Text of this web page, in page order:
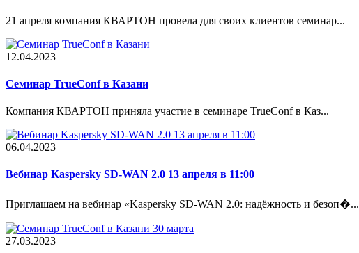
21 апреля компания КВАРТОН провела для своих клиентов семинар...
12.04.2023
Cеминар TrueConf в Казани
Компания КВАРТОН приняла участие в семинаре TrueConf в Каз...
06.04.2023
Вебинар Kaspersky SD-WAN 2.0 13 апреля в 11:00
Приглашаем на вебинар «Kaspersky SD-WAN 2.0: надёжность и безоп�...
27.03.2023